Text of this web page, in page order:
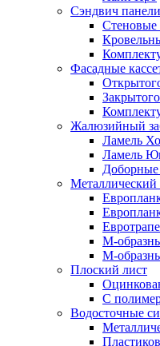
Сэндвич панели
Стеновые
Фасадные
Жалюзийный
Ламель
Ламель
Доборные
Металлический
М-
М-
Плоский лист
С
Водосточные